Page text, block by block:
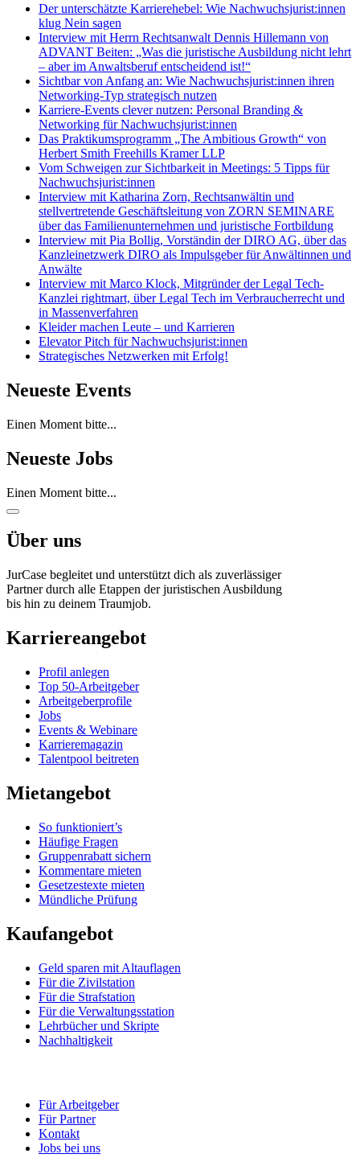
Der unterschätzte Karrierehebel: Wie Nachwuchsjurist:innen
klug Nein sagen
Interview mit Herrn Rechtsanwalt Dennis Hillemann von
ADVANT Beiten: „Was die juristische Ausbildung nicht lehrt
– aber im Anwaltsberuf entscheidend ist!“
Sichtbar von Anfang an: Wie Nachwuchsjurist:innen ihren
Networking-Typ strategisch nutzen
Karriere-Events clever nutzen: Personal Branding &
Networking für Nachwuchsjurist:innen
Das Praktikumsprogramm „The Ambitious Growth“ von
Herbert Smith Freehills Kramer LLP
Vom Schweigen zur Sichtbarkeit in Meetings: 5 Tipps für
Nachwuchsjurist:innen
Interview mit Katharina Zorn, Rechtsanwältin und
stellvertretende Geschäftsleitung von ZORN SEMINARE
über das Familienunternehmen und juristische Fortbildung
Interview mit Pia Bollig, Vorständin der DIRO AG, über das
Kanzleinetzwerk DIRO als Impulsgeber für Anwältinnen und
Anwälte
Interview mit Marco Klock, Mitgründer der Legal Tech-
Kanzlei rightmart, über Legal Tech im Verbraucherrecht und
in Massenverfahren
Kleider machen Leute – und Karrieren
Elevator Pitch für Nachwuchsjurist:innen
Strategisches Netzwerken mit Erfolg!
Neueste Events
Einen Moment bitte...
Neueste Jobs
Einen Moment bitte...
Über uns
JurCase begleitet und unterstützt dich als zuverlässiger
Partner durch alle Etappen der juristischen Ausbildung
bis hin zu deinem Traumjob.
Karriereangebot
Profil anlegen
Top 50-Arbeitgeber
Arbeitgeberprofile
Jobs
Events & Webinare
Karrieremagazin
Talentpool beitreten
Mietangebot
So funktioniert’s
Häufige Fragen
Gruppenrabatt sichern
Kommentare mieten
Gesetzestexte mieten
Mündliche Prüfung
Kaufangebot
Geld sparen mit Altauflagen
Für die Zivilstation
Für die Strafstation
Für die Verwaltungsstation
Lehrbücher und Skripte
Nachhaltigkeit
Für Arbeitgeber
Für Partner
Kontakt
Jobs bei uns